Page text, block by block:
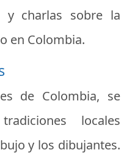
y charlas sobre la
en Colombia.
de Colombia, se
locales
y los dibujantes.